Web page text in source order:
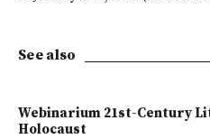
See also
Webinarium 21st-Century
Holocaust